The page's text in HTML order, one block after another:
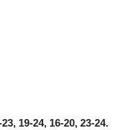
19-24, 16-20, 23-24.